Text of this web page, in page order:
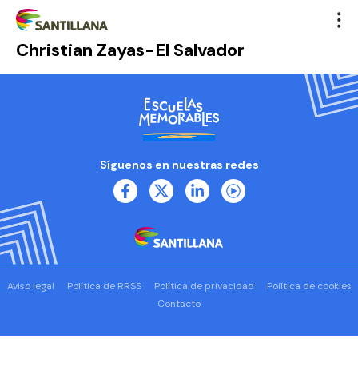
Christian Zayas-El Salvador
Síguenos en nuestras redes
Aviso legal Política de RRSS Política de privacidad
Política de cookies
Contacto